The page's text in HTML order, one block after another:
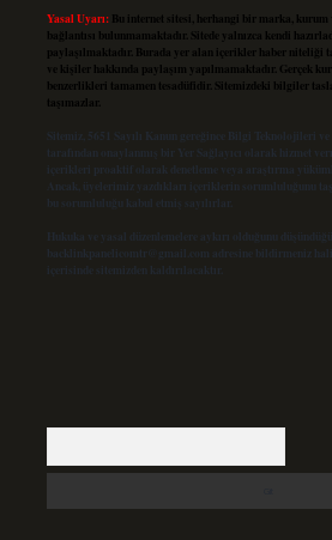
Yasal Uyarı: Bu internet sitesi, herhangi bir marka,
bağlantısı bulunmamaktadır. Sitede yalnızca kendi
paylaşılmaktadır. Burada yer alan içerikler haber niteliği
ve kişiler hakkında paylaşım yapılmamaktadır. Gerçek
benzerlikleri tamamen tesadüfidir. Sitemizdeki bilgiler
taşımazlar.
Sitemiz, 5651 Sayılı Kanun gereğince Bilgi Teknolojileri
tarafından onaylanmış bir Yer Sağlayıcı olarak hizmet
içerikleri proaktif olarak denetleme veya araştırma
Ancak, üyelerimiz yazdıkları içeriklerin sorumluluğunu
bu sorumluluğu kabul etmiş sayılırlar.
Hukuka ve yasal düzenlemelere aykırı olduğunu
backlinkpanelicomtr@gmail.com adresine bildirmeniz
içerisinde sitemizden kaldırılacaktır.